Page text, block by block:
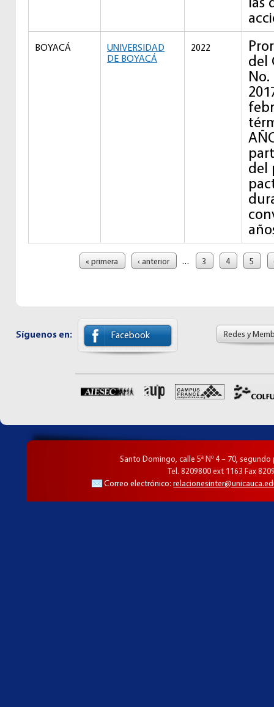
BOYACÁ
UNIVERSIDAD
DE BOYACÁ
2022
del
No.
del
« primera ‹ anterior … 3 4 5
Síguenos en: Facebook Redes y
Santo Domingo, calle 5ª Nº 4 – 70,
Tel. 8209800 ext 1163 Fax
Correo electrónico: